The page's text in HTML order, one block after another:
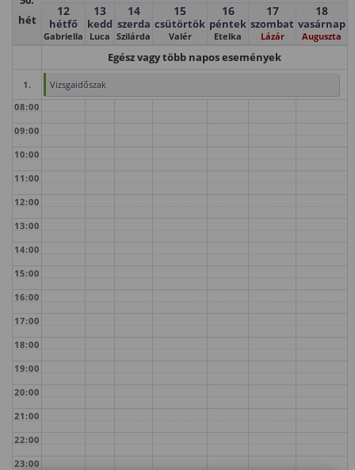
hét
12
hétfő
Gabriella
13
kedd
Luca
14
szerda
Szilárda
15
csütörtök
Valér
16
péntek
Etelka
17
szombat
Lázár
18
vasárnap
Auguszta
Egész vagy több napos események
1.
Vizsgaidőszak
08:00
09:00
10:00
11:00
12:00
13:00
14:00
15:00
16:00
17:00
18:00
19:00
20:00
21:00
22:00
23:00